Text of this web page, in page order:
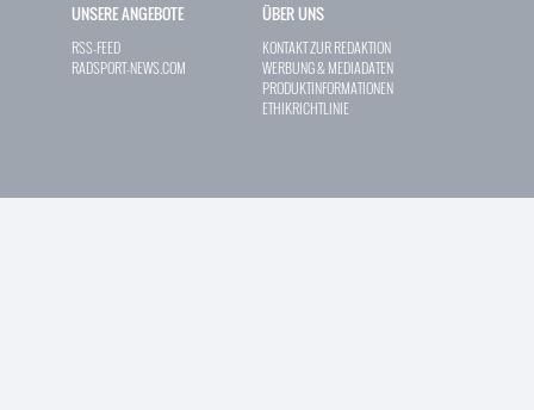
UNSERE ANGEBOTE
RSS-FEED
RADSPORT-NEWS.COM
ÜBER UNS
KONTAKT ZUR REDAKTION
WERBUNG & MEDIADATEN
PRODUKTINFORMATIONEN
ETHIKRICHTLINIE